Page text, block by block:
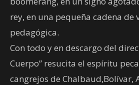
rey, en una pequeña cadena de
pedagógica.
Con todo y en descargo del
Cuerpo” resucita el espíritu
cangrejos de Chalbaud,Bolívar,